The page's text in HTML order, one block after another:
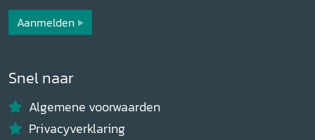
Aanmelden
Snel naar
Algemene voorwaarden
Privacyverklaring